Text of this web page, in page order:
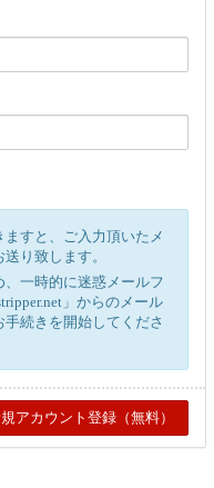
すと、ご入力頂いたメ
り致します。
一時的に迷惑メールフ
」からのメール
続きを開始してくださ